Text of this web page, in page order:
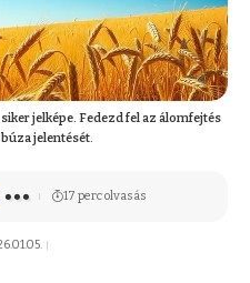
jelképe. Fedezd fel az álomfejtés
jelentését.
17 perc olvasás